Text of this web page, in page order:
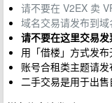
请不要在 V2EX 卖
域名交易请发布到域
请不要在这里交易发
用「借楼」方式发
账号合租类主题请发
二手交易是用于出售